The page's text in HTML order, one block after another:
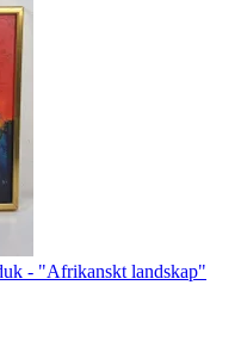
- "Afrikanskt landskap"